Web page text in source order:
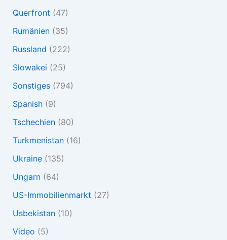
Querfront (47)
Rumänien(35)
Russland (222)
Slowakei (25)
Sonstiges(794)
Spanish(9)
Tschechien(80)
Turkmenistan(16)
Ukraine(135)
Ungarn(64)
US-Immobilienmarkt (27)
Usbekistan(10)
Video (5)